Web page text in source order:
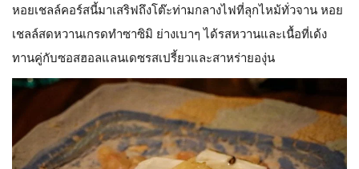
หอยเชลล์คอร์สนี้มาเสริฟถึงโต๊ะท่ามกลางไฟที่ลุกไหม้ทั่วจาน หอย
เชลล์สดหวานเกรดทำซาซิมิ ย่างเบาๆ ได้รสหวานและเนื้อที่เด้ง
ทานคู่กับซอสฮอลแลนเดซรสเปรี้ยวและสาหร่ายองุ่น